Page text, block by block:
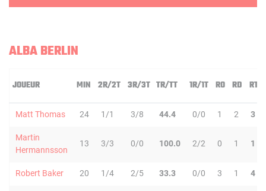
ALBA BERLIN
JOUEUR MIN 2R/2T 3R/3T TR/TT 1R/1T RO RD RT
Matt Thomas 24 1/1 3/8 44.4 0/0 1 2 3
Martin
Hermannsson
13 3/3 0/0 100.0 2/2 0 1 1
Robert Baker 20 1/4 2/5 33.3 0/0 3 1 4